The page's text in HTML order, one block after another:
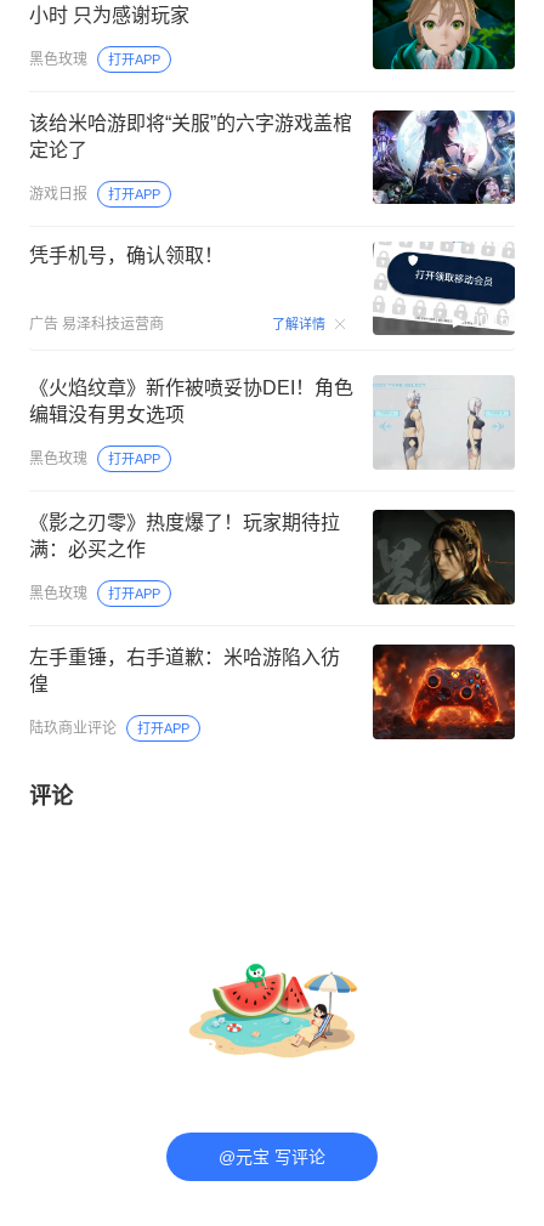
小时 只为感谢玩家
黑色玫瑰 打开APP
该给米哈游即将“关服”的六字游戏盖棺
定论了
游戏日报 打开APP
凭手机号，确认领取！
广告 易泽科技运营商 了解详情 00:15
《火焰纹章》新作被喷妥协DEI！角色
编辑没有男女选项
黑色玫瑰 打开APP
《影之刃零》热度爆了！玩家期待拉
满：必买之作
黑色玫瑰 打开APP
左手重锤，右手道歉：米哈游陷入彷
徨
陆玖商业评论 打开APP
评论
@元宝 写评论